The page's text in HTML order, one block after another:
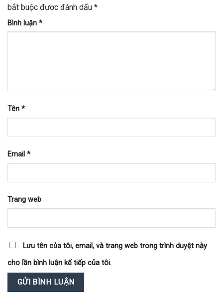
bắt buộc được đánh dấu *
Bình luận *
Tên *
Email *
Trang web
Lưu tên của tôi, email, và trang web trong trình duyệt này
cho lần bình luận kế tiếp của tôi.